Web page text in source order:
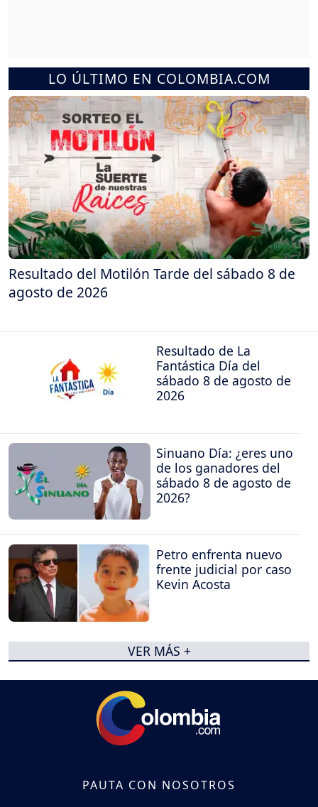
LO ÚLTIMO EN COLOMBIA.COM
Resultado del Motilón Tarde del sábado 8 de
agosto de 2026
Resultado de La
Fantástica Día del
sábado 8 de agosto de
2026
Sinuano Día: ¿eres uno
de los ganadores del
sábado 8 de agosto de
2026?
Petro enfrenta nuevo
frente judicial por caso
Kevin Acosta
VER MÁS +
PAUTA CON NOSOTROS